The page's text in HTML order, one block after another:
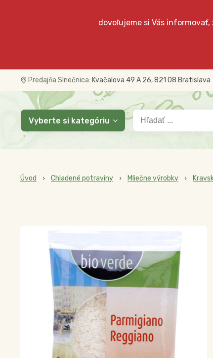
dovoľujeme si Vás informovať,
Predajňa Slnečnica: Kvačalova 49 A 26, 821 08 Bratislava
Úvod Chladené potraviny Mliečne výrobky
Vyberte si kategóriu